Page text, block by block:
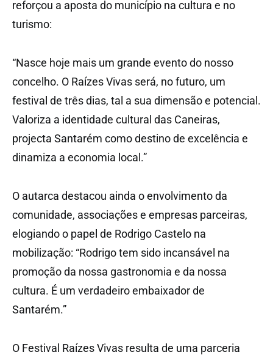
reforçou a aposta do município na cultura e no
turismo:
“Nasce hoje mais um grande evento do nosso
concelho. O Raízes Vivas será, no futuro, um
festival de três dias, tal a sua dimensão e potencial.
Valoriza a identidade cultural das Caneiras,
projecta Santarém como destino de excelência e
dinamiza a economia local.”
O autarca destacou ainda o envolvimento da
comunidade, associações e empresas parceiras,
elogiando o papel de Rodrigo Castelo na
mobilização: “Rodrigo tem sido incansável na
promoção da nossa gastronomia e da nossa
cultura. É um verdadeiro embaixador de
Santarém.”
O Festival Raízes Vivas resulta de uma parceria